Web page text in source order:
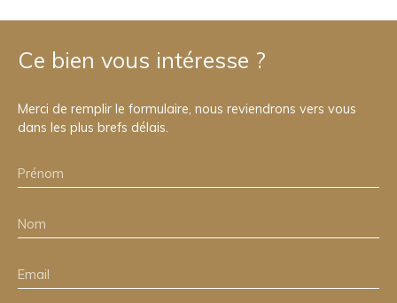
Ce bien vous intéresse ?
Merci de remplir le formulaire, nous reviendrons vers vous
dans les plus brefs délais.
Prénom
Nom
Email